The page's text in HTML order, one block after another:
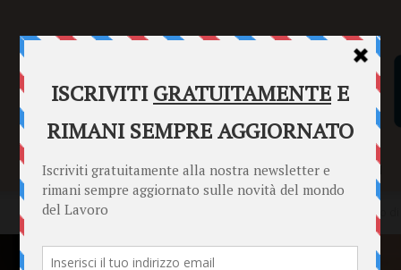
SENTENZE FORMULARI PUNTO INFORMAZIONI
Home News Il diritto alla disconnessione digitale nel rapporto